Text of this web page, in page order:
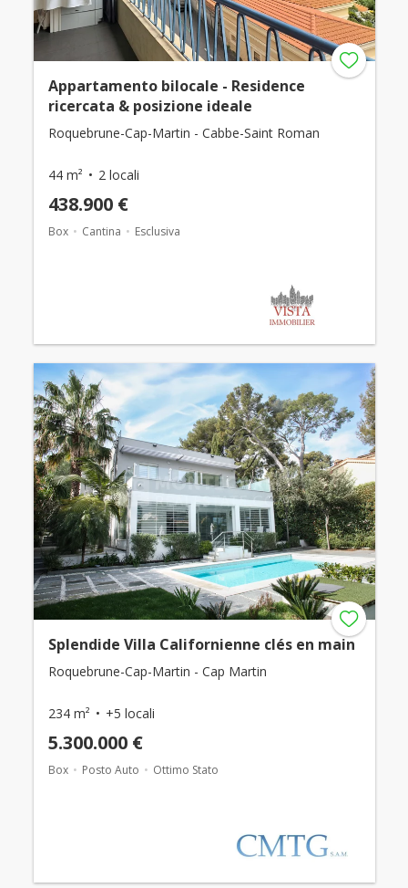
Appartamento bilocale - Residence
ricercata & posizione ideale
Roquebrune-Cap-Martin - Cabbe-Saint Roman
44 m² 2 locali
438.900 €
Box Cantina Esclusiva
Splendide Villa Californienne clés en main
Roquebrune-Cap-Martin - Cap Martin
234 m² +5 locali
5.300.000 €
Box Posto Auto Ottimo Stato